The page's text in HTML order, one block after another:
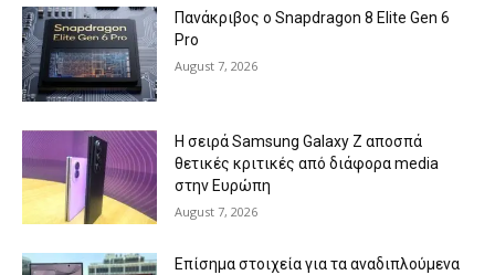
Πανάκριβος ο Snapdragon 8 Elite Gen 6
Pro
August 7, 2026
Η σειρά Samsung Galaxy Z αποσπά
θετικές κριτικές από διάφορα media
στην Ευρώπη
August 7, 2026
Επίσημα στοιχεία για τα αναδιπλούμενα